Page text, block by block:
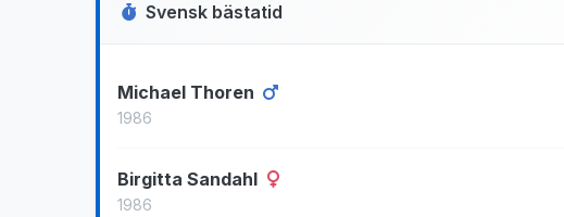
Svensk bästatid
Michael Thoren
1986
Birgitta Sandahl
1986